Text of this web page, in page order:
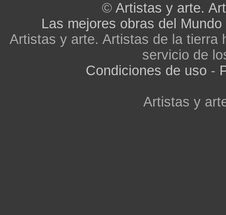
© Artistas y arte.
Las mejores obras del Mundo
Artistas y arte. Artistas de la tierra
servicio de
Condiciones de uso -
Artistas y